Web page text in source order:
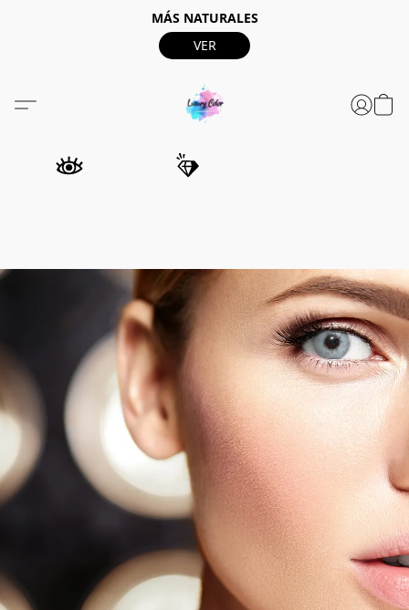
MÁS NATURALES
VER